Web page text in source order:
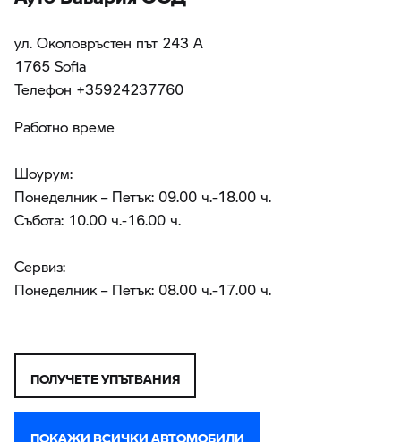
ул. Околовръстен път 243 А
1765 Sofia
Teлефон +35924237760
Работно време
Шоурум:
Понеделник – Петък: 09.00 ч.-18.00 ч.
Събота: 10.00 ч.-16.00 ч.
Сервиз:
Понеделник – Петък: 08.00 ч.-17.00 ч.
ПОЛУЧЕТЕ УПЪТВАНИЯ
ПОКАЖИ ВСИЧКИ АВТОМОБИЛИ